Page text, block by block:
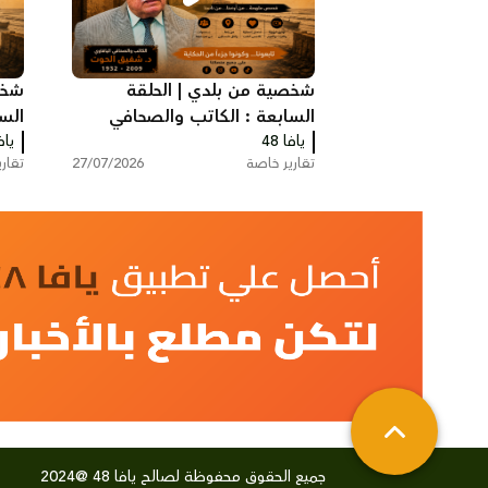
شخصية من بلدي | الحلقة
السابعة : الكاتب والصحافي
اليافاوي شفيق الحوت
يافا 48
تقارير خاصة 27/07/2026
جميع الحقوق محفوظة لصالح يافا 48 @2024